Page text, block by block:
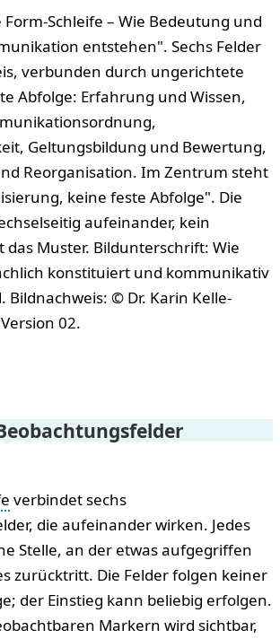
verbindet sechs
die aufeinander wirken. Jedes
Stelle, an der etwas aufgegriffen
zurücktritt. Die Felder folgen keiner
der Einstieg kann beliebig erfolgen.
Markern wird sichtbar,